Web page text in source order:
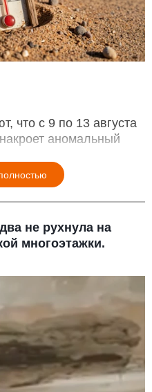
что с 9 по 13 августа
аномальный
не рухнула на
многоэтажки.